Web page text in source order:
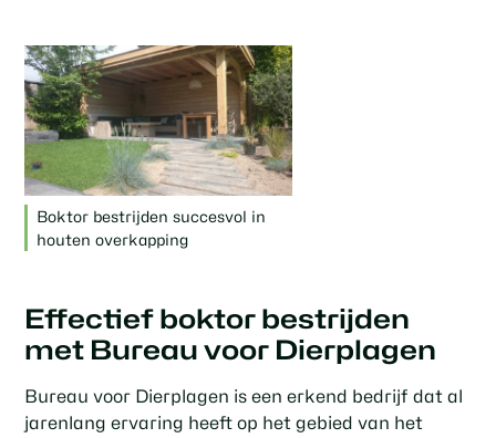
Boktor bestrijden succesvol in
houten overkapping
Effectief boktor bestrijden
met Bureau voor Dierplagen
Bureau voor Dierplagen is een erkend bedrijf dat al
jarenlang ervaring heeft op het gebied van het